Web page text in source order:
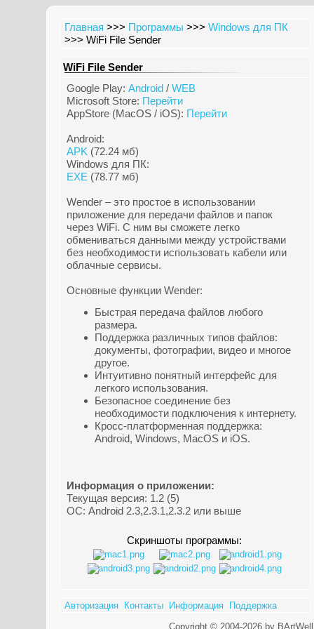
Главная >>> Программы >>>Windows для ПК
>>> WiFi File Sender
WiFi File Sender
Google Play:Android /WEB
Microsoft Store: Перейти
AppStore (MacOS / iOS): Перейти
Android:
APK (72.24 мб)
Windows для ПК:
EXE (78.77 мб)
Wender – это простое в использовании
приложение для передачи файлов и папок
через WiFi. С ним вы сможете легко
обмениваться данными между устройствами
без необходимости использовать кабели или
облачные сервисы.
Основные функции Wender:
Быстрая передача файлов любого
размера.
Поддержка различных типов файлов:
документы, фотографии, видео и многое
другое.
Интуитивно понятный интерфейс для
легкого использования.
Безопасное соединение без
необходимости подключения к интернету.
Кросс-платформенная поддержка:
Android, Windows, MacOS и iOS.
Информация о приложении:
Текущая версия: 1.2 (5)
ОС: Android 2.3,2.3.1,2.3.2 или выше
Скриншоты программы:
Авторизация Контакты Информация
Поддержка
Copyright © 2004-2026 by BArtWell